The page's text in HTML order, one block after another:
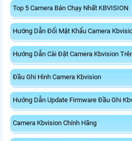
Top 5 Camera Bán Chạy Nhất KBVISION
Hướng Dẫn Đổi Mật Khẩu Camera
Hướng Dẫn Cài Đặt Camera Kbvision
Đầu Ghi Hình Camera Kbvision
Hướng Dẫn Update Firmware Đầu Ghi
Camera Kbvision Chính Hãng